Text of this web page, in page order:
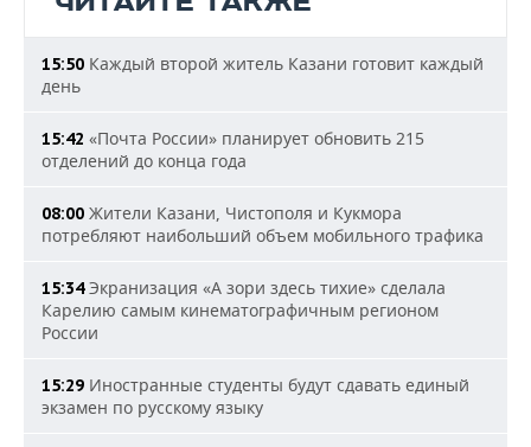
15:50 Каждый второй житель Казани готовит каждый
день
15:42 «Почта России» планирует обновить 215
отделений до конца года
08:00 Жители Казани, Чистополя и Кукмора
потребляют наибольший объем мобильного трафика
15:34Экранизация «А зори здесь тихие» сделала
Карелию самым кинематографичным регионом
России
15:29 Иностранные студенты будут сдавать единый
экзамен по русскому языку